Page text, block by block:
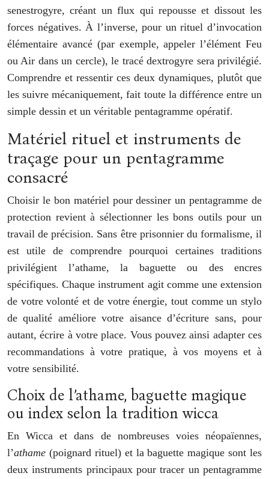
senestrogyre, créant un flux qui repousse et dissout les
forces négatives. À l’inverse, pour un rituel d’invocation
élémentaire avancé (par exemple, appeler l’élément Feu
ou Air dans un cercle), le tracé dextrogyre sera privilégié.
Comprendre et ressentir ces deux dynamiques, plutôt que
les suivre mécaniquement, fait toute la différence entre un
simple dessin et un véritable pentagramme opératif.
Matériel rituel et instruments de
traçage pour un pentagramme
consacré
Choisir le bon matériel pour dessiner un pentagramme de
protection revient à sélectionner les bons outils pour un
travail de précision. Sans être prisonnier du formalisme, il
est utile de comprendre pourquoi certaines traditions
privilégient l’athame, la baguette ou des encres
spécifiques. Chaque instrument agit comme une extension
de votre volonté et de votre énergie, tout comme un stylo
de qualité améliore votre aisance d’écriture sans, pour
autant, écrire à votre place. Vous pouvez ainsi adapter ces
recommandations à votre pratique, à vos moyens et à
votre sensibilité.
Choix de l’athame, baguette magique
ou index selon la tradition wicca
En Wicca et dans de nombreuses voies néopaïennes,
l’athame (poignard rituel) et la baguette magique sont les
deux instruments principaux pour tracer un pentagramme